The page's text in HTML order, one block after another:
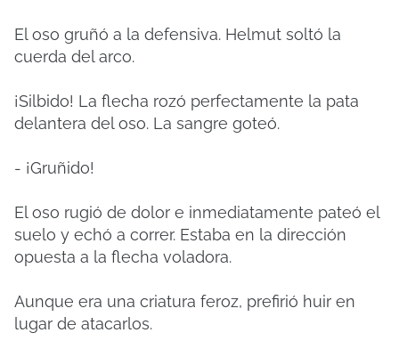
El oso gruñó a la defensiva. Helmut soltó la
cuerda del arco.
¡Silbido! La flecha rozó perfectamente la pata
delantera del oso. La sangre goteó.
- ¡Gruñido!
El oso rugió de dolor e inmediatamente pateó el
suelo y echó a correr. Estaba en la dirección
opuesta a la flecha voladora.
Aunque era una criatura feroz, prefirió huir en
lugar de atacarlos.